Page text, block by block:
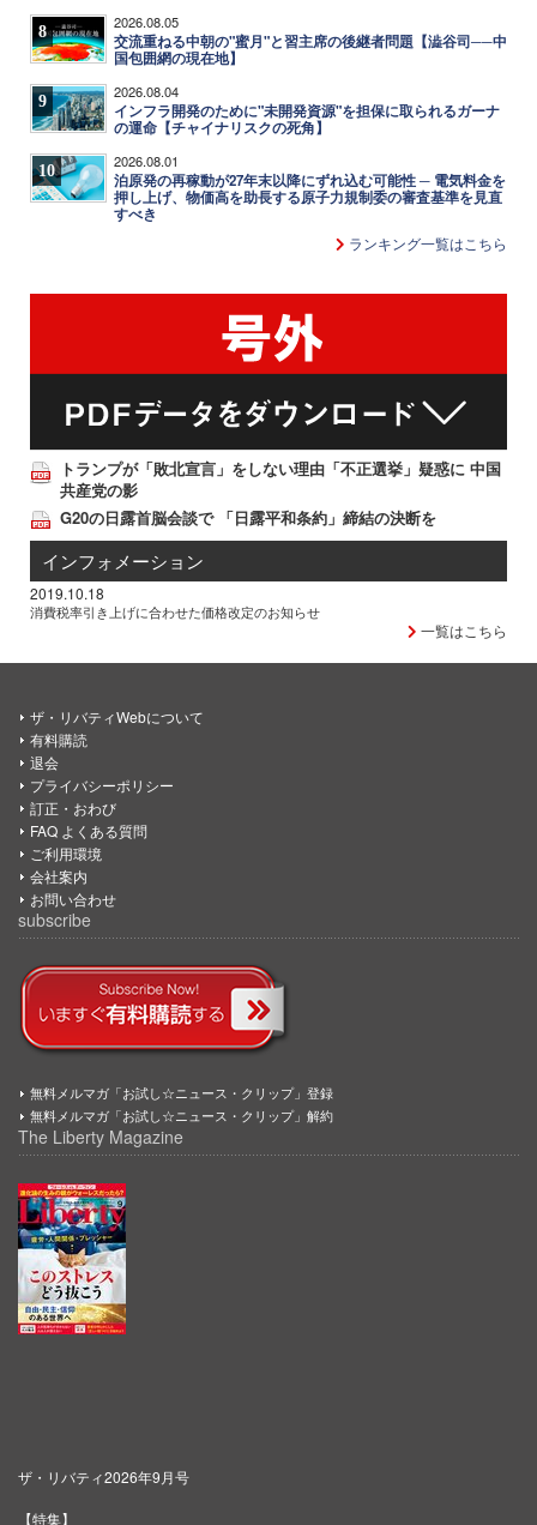
8 2026.08.05
交流重ねる中朝の"蜜月"と習主席の後継者問題【澁谷司──中
国包囲網の現在地】
9 2026.08.04
インフラ開発のために"未開発資源"を担保に取られるガーナ
の運命【チャイナリスクの死角】
10 2026.08.01
泊原発の再稼動が27年末以降にずれ込む可能性 ─ 電気料金を
押し上げ、物価高を助長する原子力規制委の審査基準を見直
すべき
ランキング一覧はこちら
トランプが「敗北宣言」をしない理由「不正選挙」疑惑に 中国
共産党の影
G20の日露首脳会談で 「日露平和条約」締結の決断を
インフォメーション
2019.10.18
消費税率引き上げに合わせた価格改定のお知らせ
一覧はこちら
ザ・リバティWebについて
有料購読
退会
プライバシーポリシー
訂正・おわび
FAQ よくある質問
ご利用環境
会社案内
お問い合わせ
subscribe
無料メルマガ「お試し☆ニュース・クリップ」登録
無料メルマガ「お試し☆ニュース・クリップ」解約
The Liberty Magazine
ザ・リバティ2026年9月号
【特集】